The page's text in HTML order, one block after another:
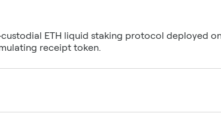
ETH liquid staking protocol deployed
receipt token.